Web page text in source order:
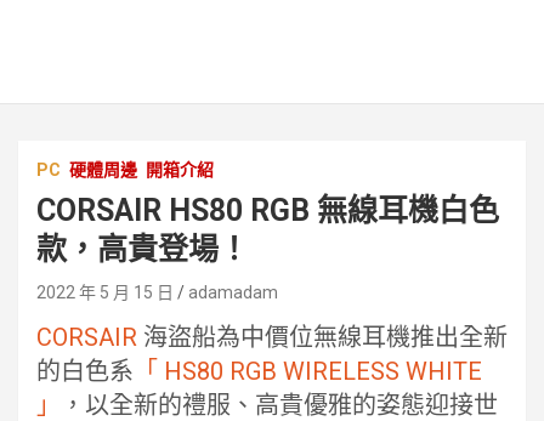
PC 硬體周邊 開箱介紹
CORSAIR HS80 RGB 無線耳機白色
款，高貴登場！
2022 年 5 月 15 日 adamadam
CORSAIR 海盜船為中價位無線耳機推出全新
的白色系 「 HS80 RGB WIRELESS WHITE
」
，以全新的禮服、高貴優雅的姿態迎接世